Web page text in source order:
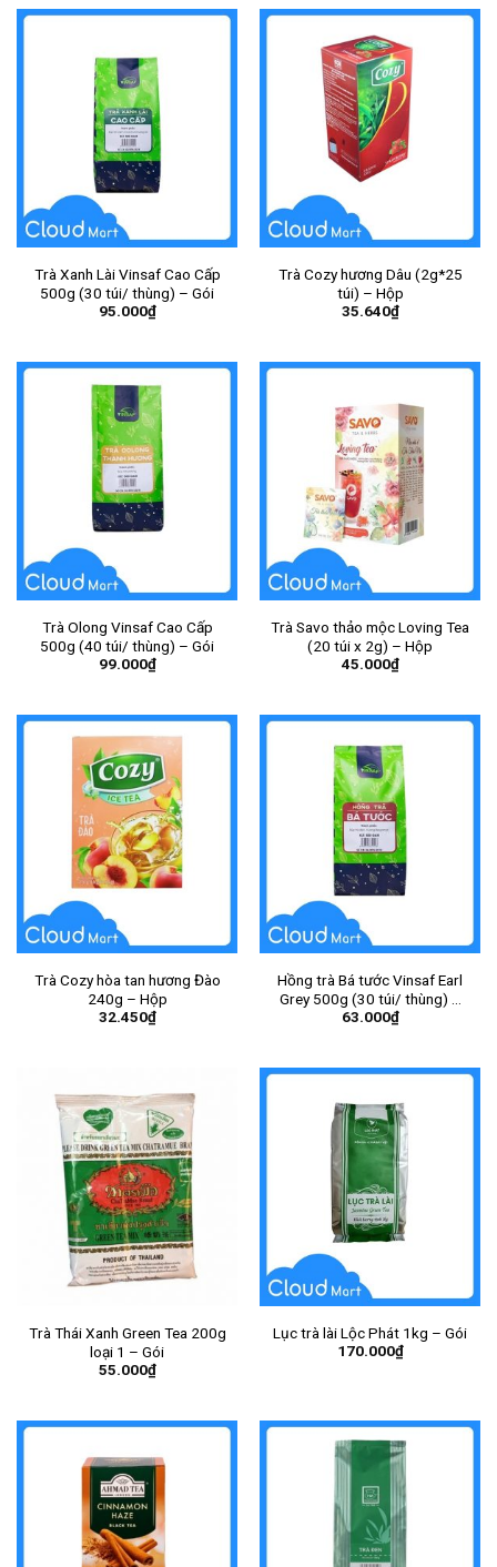
Trà Xanh Lài Vinsaf Cao Cấp
500g (30 túi/ thùng) – Gói
95.000₫
Trà Cozy hương Dâu (2g*25
túi) – Hộp
35.640₫
Trà Olong Vinsaf Cao Cấp
500g (40 túi/ thùng) – Gói
99.000₫
Trà Savo thảo mộc Loving Tea
(20 túi x 2g) – Hộp
45.000₫
Trà Cozy hòa tan hương Đào
240g – Hộp
32.450₫
Hồng trà Bá tước Vinsaf Earl
Grey 500g (30 túi/ thùng) –
Gói
63.000₫
Trà Thái Xanh Green Tea 200g
loại 1 – Gói
55.000₫
Lục trà lài Lộc Phát 1kg – Gói
170.000₫